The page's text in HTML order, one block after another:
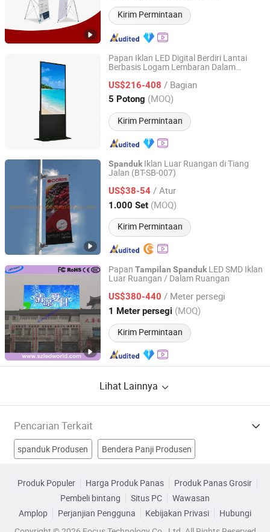
Kirim Permintaan
Papan Iklan LED Digital Berdiri Lantai
Berbasis Logam Lembaran Dalam
US$216-408 / Bagian
5 Potong (MOQ)
Kirim Permintaan
Guangzhou Kongyue Technology Co., Ltd
Guangdong, China Harga mulai 2026
SpandukIklan Luar Ruangan di Tiang
Jalan (BT-SB-007)
US$38-54 / Atur
1.000 Set (MOQ)
Kirim Permintaan
Dongguan Builter Advertising Equipment Co., Ltd.
Guangdong, China Harga mulai 2012
Papan Tampilan SpandukLED SMD Iklan
Luar Ruangan / Dalam Ruangan
US$380-440 / Meter persegi
1 Meter persegi (MOQ)
Kirim Permintaan
Shenzhen LED World Co., Limited
Guangdong, China Harga mulai 2015
Lihat Lainnya
Pencarian Terkait
spanduk Produsen Bendera Panji Produsen
spanduk x Pabrik L Spanduk Tampilan Pabrik
Produk Populer Harga Produk Panas
Produk Panas Grosir
Pembeli bintang
Situs PC
Wawasan
Amplop
Perjanjian Pengguna Kebijakan Privasi
Hubungi